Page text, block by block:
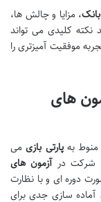
، مزایا و چالش ها،
نکته کلیدی می تواند
موفقیت آمیزتری را
های
منوط بهپارتی بازیمی
شرکت درآزمون های
دوره ای و با نظارت
سازی جدی برای